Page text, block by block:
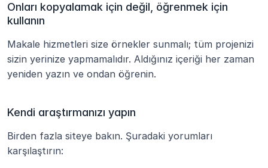
Onları kopyalamak için değil, öğrenmek için
kullanın
Makale hizmetleri size örnekler sunmalı; tüm projenizi
sizin yerinize yapmamalıdır. Aldığınız içeriği her zaman
yeniden yazın ve ondan öğrenin.
Kendi araştırmanızı yapın
Birden fazla siteye bakın. Şuradaki yorumları
karşılaştırın: